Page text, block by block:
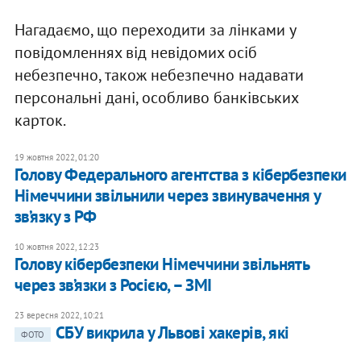
Нагадаємо, що переходити за лінками у
повідомленнях від невідомих осіб
небезпечно, також небезпечно надавати
персональні дані, особливо банківських
карток.
19 жовтня 2022, 01:20
Голову Федерального агентства з кібербезпеки
Німеччини звільнили через звинувачення у
зв’язку з РФ
10 жовтня 2022, 12:23
Голову кібербезпеки Німеччини звільнять
через зв’язки з Росією, – ЗМІ
23 вересня 2022, 10:21
ФОТО
​СБУ викрила у Львові хакерів, які